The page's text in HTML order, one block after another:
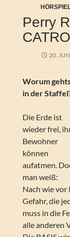
Perry
20.
Worum
in der
Die Erde ist
wieder frei,
Bewohner
können
aufatmen.
man weiß:
Nach wie vor
Gefahr, die
muss in die
alle anderen